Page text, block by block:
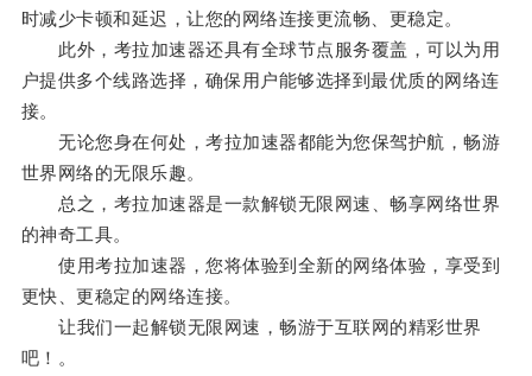
时减少卡顿和延迟，让您的网络连接更流畅、更稳定。
此外，考拉加速器还具有全球节点服务覆盖，可以为用
户提供多个线路选择，确保用户能够选择到最优质的网络连
接。
无论您身在何处，考拉加速器都能为您保驾护航，畅游
世界网络的无限乐趣。
总之，考拉加速器是一款解锁无限网速、畅享网络世界
的神奇工具。
使用考拉加速器，您将体验到全新的网络体验，享受到
更快、更稳定的网络连接。
让我们一起解锁无限网速，畅游于互联网的精彩世界
吧！。